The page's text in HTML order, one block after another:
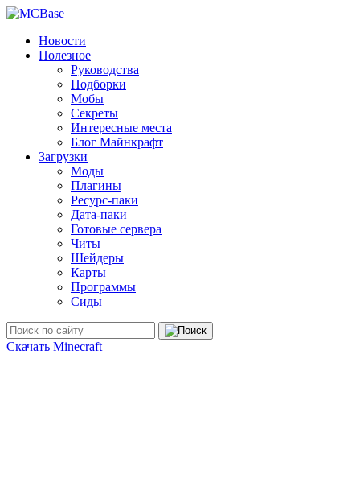
Новости
Полезное
Руководства
Подборки
Мобы
Секреты
Интересные места
Блог Майнкрафт
Загрузки
Моды
Плагины
Ресурс-паки
Дата-паки
Готовые сервера
Читы
Шейдеры
Карты
Программы
Сиды
Скачать Minecraft